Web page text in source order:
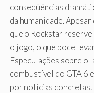
conseqüências
da humanidade.
que o Rockstar
o jogo, o que pode
Especulações sobre o
combustível do GTA 6
por notícias concretas.